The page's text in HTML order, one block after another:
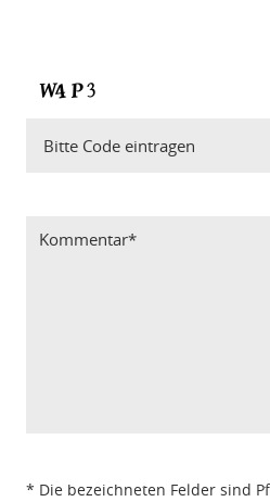
* Die bezeichneten Felder sind